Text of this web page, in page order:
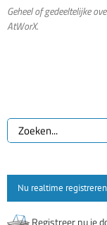
Geheel of gedeeltelijke
AtWorX.
Zoeken
naar:
Nu realtime
Registreer nu je